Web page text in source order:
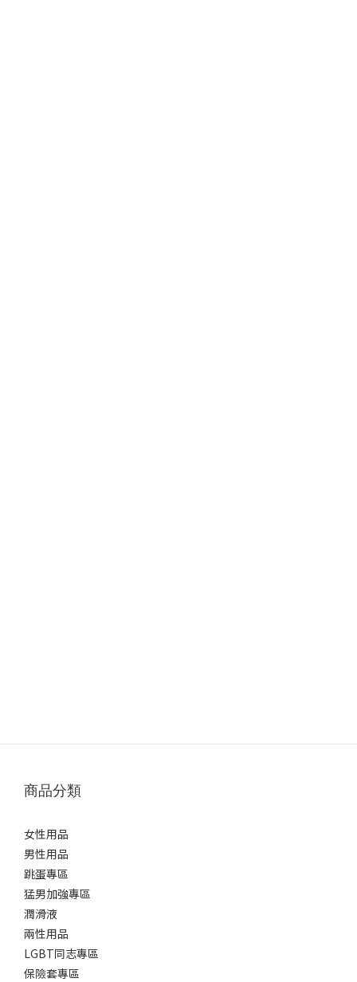
商品分類
女性用品
男性用品
跳蛋專區
猛男加強專區
潤滑液
兩性用品
LGBT同志專區
保險套專區